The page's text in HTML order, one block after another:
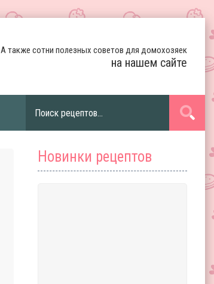
А также сотни полезных советов для домохозяек
на нашем сайте
Новинки рецептов